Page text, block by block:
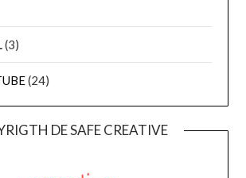
(3)
(24)
DE SAFE CREATIVE